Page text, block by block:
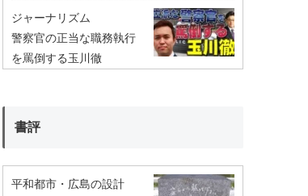
ジャーナリズム
警察官の正当な職務執行
を罵倒する玉川徹
書評
平和都市・広島の設計